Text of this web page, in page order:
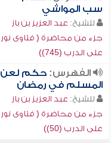
سب المواشي
للشيخ: عبد العزيز بن باز
جزء من محاضرة ( فتاوى نور
على الدرب (745))
الفهرس:حكم لعن
المسلم في رمضان
للشيخ: عبد العزيز بن باز
جزء من محاضرة ( فتاوى نور
على الدرب (50))